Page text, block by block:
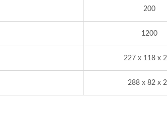
200
1200
227 x 118 x
288 x 82 x